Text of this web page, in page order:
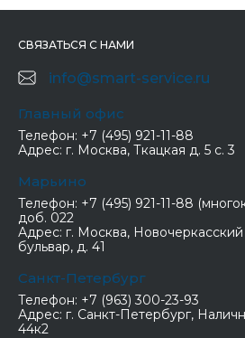
СВЯЗАТЬСЯ С НАМИ
info@smart-service.ru
Главный офис
Телефон: +7 (495) 921-11-88
Адрес: г. Москва, Ткацкая д. 5 с. 3
Марьино
Телефон: +7 (495) 921-11-88
доб. 022
Адрес: г. Москва, Новочеркасский
бульвар, д. 41
Санкт-Петербург
Телефон: +7 (963) 300-23-93
Адрес: г. Санкт-Петербург,
44к2